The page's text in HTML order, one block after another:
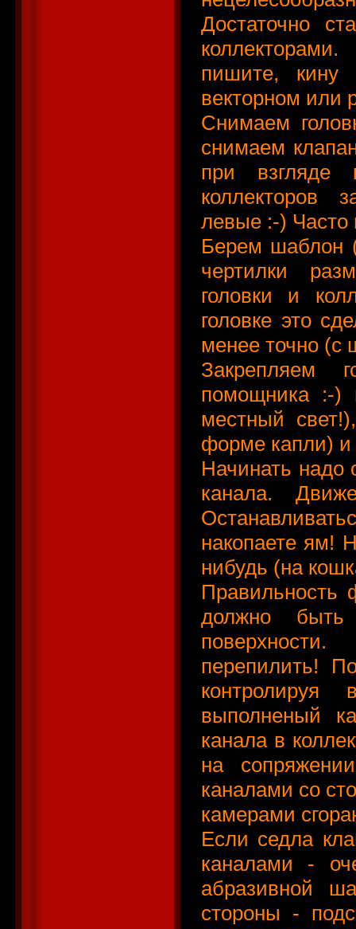
Достаточно
пишите,
векторном или
Снимаем
снимаем
при взгляде
коллекторов
левые :-) Часто
Берем шаблон
чертилки
головки и
головке это
менее точно
Закрепляем
помощника :-)
местный
форме капли)
Начинать надо
канала.
накопаете ям!
нибудь (на
Правильность
должно быть
перепилить!
выполненый
канала в
на
каналами со
камерами
Если седла
каналами -
абразивной
стороны -